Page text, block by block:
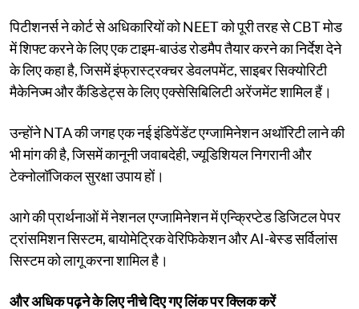
पिटीशनर्स ने कोर्ट से अधिकारियों को NEET को पूरी तरह से CBT मोड
में शिफ्ट करने के लिए एक टाइम-बाउंड रोडमैप तैयार करने का निर्देश देने
के लिए कहा है, जिसमें इंफ्रास्ट्रक्चर डेवलपमेंट, साइबर सिक्योरिटी
मैकेनिज्म और कैंडिडेट्स के लिए एक्सेसिबिलिटी अरेंजमेंट शामिल हैं।
उन्होंने NTA की जगह एक नई इंडिपेंडेंट एग्जामिनेशन अथॉरिटी लाने की
भी मांग की है, जिसमें कानूनी जवाबदेही, ज्यूडिशियल निगरानी और
टेक्नोलॉजिकल सुरक्षा उपाय हों।
आगे की प्रार्थनाओं में नेशनल एग्जामिनेशन में एन्क्रिप्टेड डिजिटल पेपर
ट्रांसमिशन सिस्टम, बायोमेट्रिक वेरिफिकेशन और AI-बेस्ड सर्विलांस
सिस्टम को लागू करना शामिल है।
और अधिक पढ़ने के लिए नीचे दिए गए लिंक पर क्लिक करें